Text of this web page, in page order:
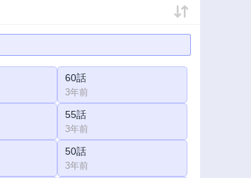
60話
3年前
55話
3年前
50話
3年前